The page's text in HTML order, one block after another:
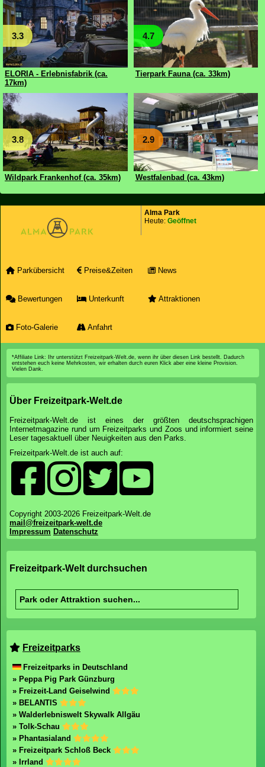
3.3
ELORIA - Erlebnisfabrik (ca.
17km)
4.7
Tierpark Fauna (ca. 33km)
3.8
Wildpark Frankenhof (ca. 35km)
2.9
Westfalenbad (ca. 43km)
Alma Park
Heute: Geöffnet
Parkübersicht Preise&Zeiten News
Bewertungen Unterkunft Attraktionen
Foto-Galerie Anfahrt
*Affiliate Link: Ihr unterstützt Freizeitpark-Welt.de, wenn ihr über diesen Link bestellt. Dadurch
entstehen euch keine Mehrkosten, wir erhalten durch euren Klick aber eine kleine Provision.
Vielen Dank.
Über Freizeitpark-Welt.de
Freizeitpark-Welt.de ist eines der größten deutschsprachigen
Internetmagazine rund um Freizeitparks und Zoos und informiert seine
Leser tagesaktuell über Neuigkeiten aus den Parks.
Freizeitpark-Welt.de ist auch auf:
Copyright 2003-2026 Freizeitpark-Welt.de
mail@freizeitpark-welt.de
Impressum Datenschutz
Freizeitpark-Welt durchsuchen
Freizeitparks
Freizeitparks in Deutschland
» Peppa Pig Park Günzburg
» Freizeit-Land Geiselwind
» BELANTIS
» Walderlebniswelt Skywalk Allgäu
» Tolk-Schau
» Phantasialand
» Freizeitpark Schloß Beck
» Irrland